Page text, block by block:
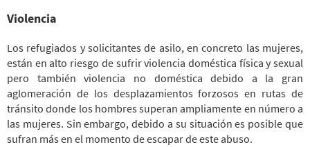
Violencia
Los refugiados y solicitantes de asilo, en concreto las mujeres,
están en alto riesgo de sufrir violencia doméstica física y sexual
pero también violencia no doméstica debido a la gran
aglomeración de los desplazamientos forzosos en rutas de
tránsito donde los hombres superan ampliamente en número a
las mujeres. Sin embargo, debido a su situación es posible que
sufran más en el momento de escapar de este abuso.